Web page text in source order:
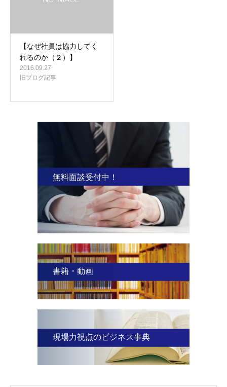
【なぜ社員は協力してく
れるのか（２）】
2016.09.27
旧ブログ記事
無料面談受付中！
書籍・動画
現場力視点のビジネス事典